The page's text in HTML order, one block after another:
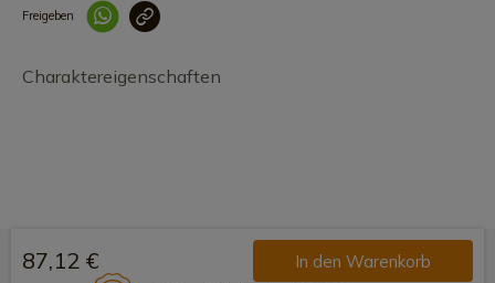
Freigeben
Charaktereigenschaften
87,12 € In den Warenkorb